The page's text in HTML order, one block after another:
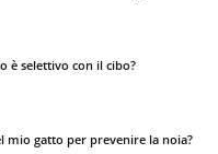
è selettivo con il cibo?
mio gatto per prevenire la noia?